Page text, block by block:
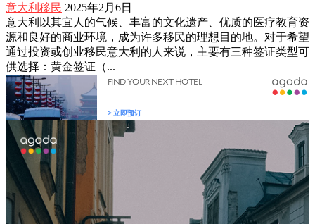
意大利移民 2025年2月6日
意大利以其宜人的气候、丰富的文化遗产、优质的医疗教育资
源和良好的商业环境，成为许多移民的理想目的地。对于希望
通过投资或创业移民意大利的人来说，主要有三种签证类型可
供选择：黄金签证（...